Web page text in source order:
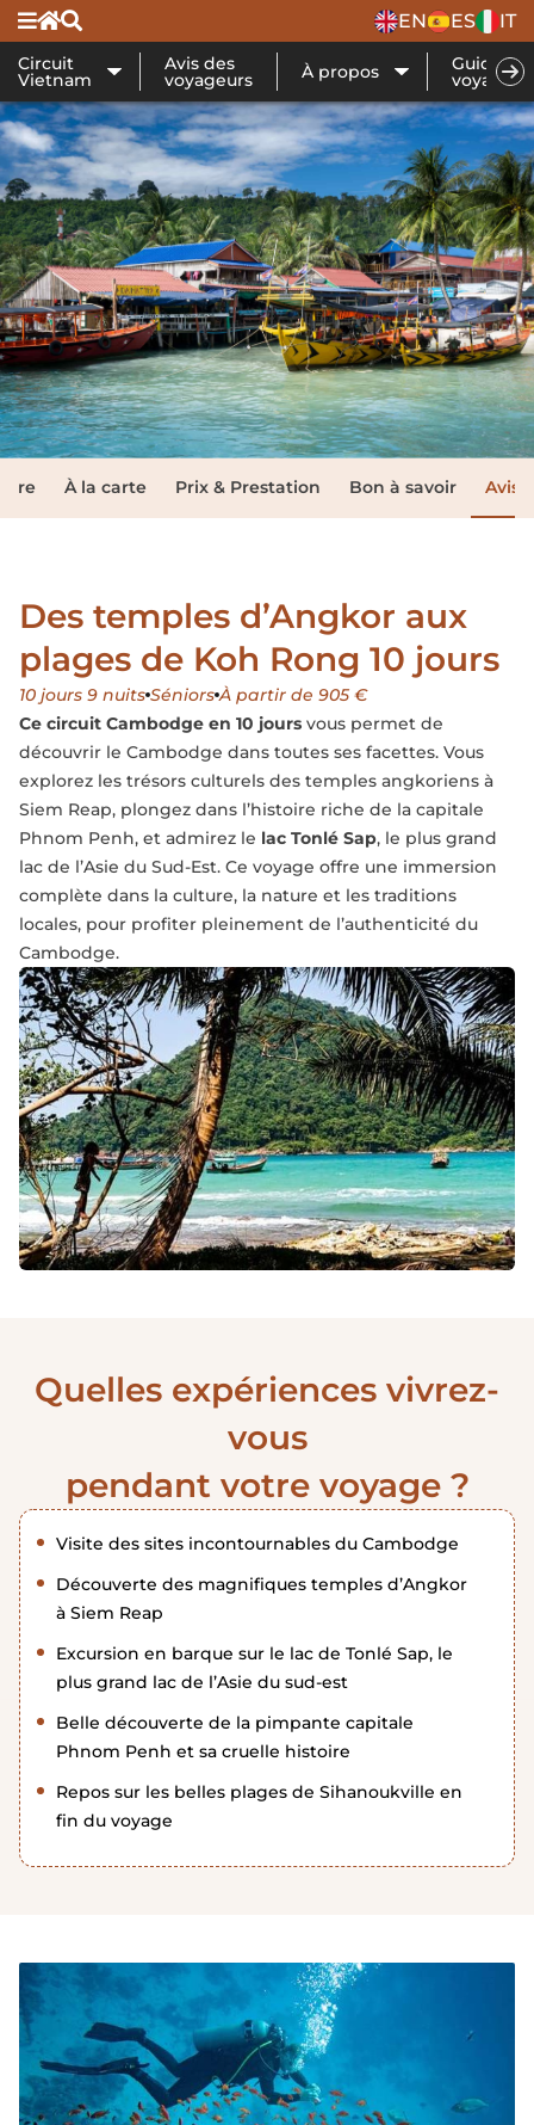
EN ES IT
Circuit
Vietnam
Avis des
voyageurs À propos Guide de
voyage
À la carte Prix & Prestation Bon à savoir Avis
Des temples d’Angkor aux
plages de Koh Rong 10 jours
10 jours 9 nuits Séniors À partir de 905 €
Ce circuit Cambodge en 10 jours vous permet de
découvrir le Cambodge dans toutes ses facettes. Vous
explorez les trésors culturels des temples angkoriens à
Siem Reap, plongez dans l’histoire riche de la capitale
Phnom Penh, et admirez le lac Tonlé Sap, le plus grand
lac de l’Asie du Sud-Est. Ce voyage offre une immersion
complète dans la culture, la nature et les traditions
locales, pour profiter pleinement de l’authenticité du
Cambodge.
Quelles expériences vivrez-
vous
pendant votre voyage ?
Visite des sites incontournables du Cambodge
Découverte des magnifiques temples d’Angkor
à Siem Reap
Excursion en barque sur le lac de Tonlé Sap, le
plus grand lac de l’Asie du sud-est
Belle découverte de la pimpante capitale
Phnom Penh et sa cruelle histoire
Repos sur les belles plages de Sihanoukville en
fin du voyage